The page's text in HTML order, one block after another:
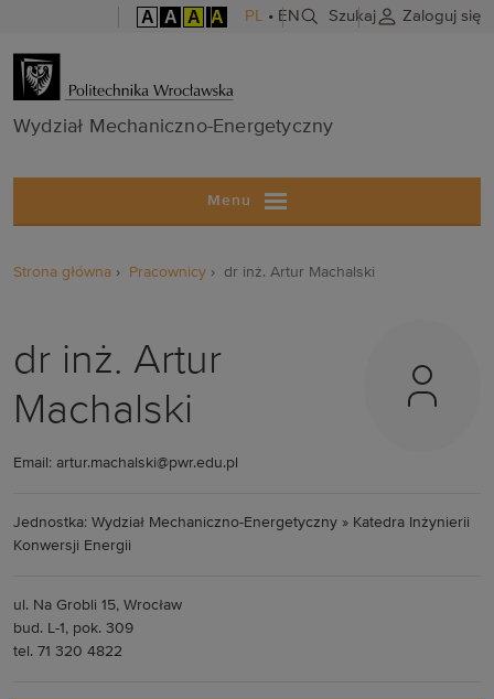
A A A A PL • EN Szukaj Zaloguj się
Wydział
Wydział Mechaniczno-Energetyczny
Menu
Strona główna Pracownicy dr inż. Artur Machalski
dr inż. Artur
Machalski
Email: artur.machalski@pwr.edu.pl
Jednostka: Wydział Mechaniczno-Energetyczny » Katedra Inżynierii
Konwersji Energii
ul. Na Grobli 15, Wrocław
bud. L-1, pok. 309
tel. 71 320 4822